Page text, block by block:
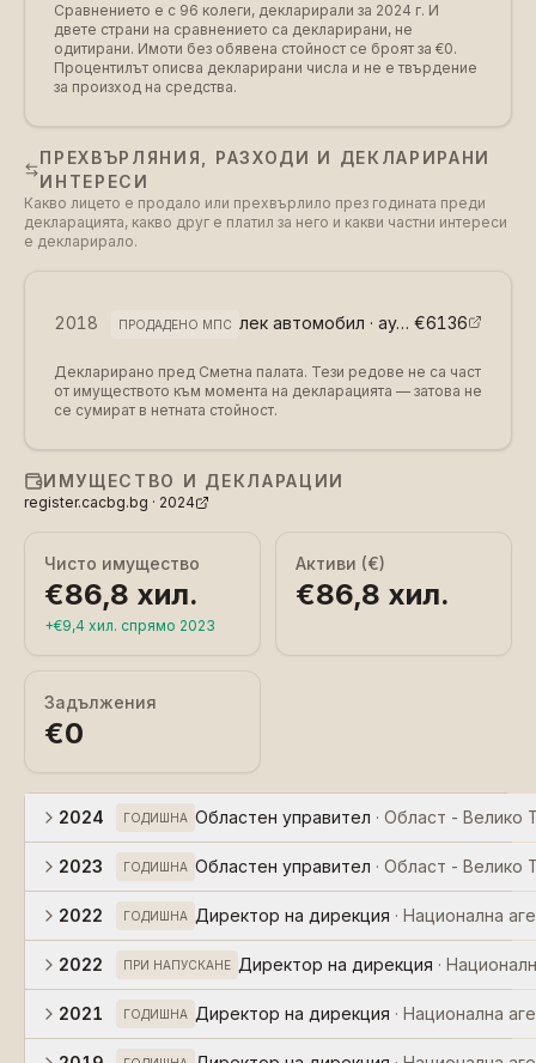
Сравнението е с 96 колеги, декларирали за 2024 г. И
двете страни на сравнението са декларирани, не
одитирани. Имоти без обявена стойност се броят за €0.
Процентилът описва декларирани числа и не е твърдение
за произход на средства.
ПРЕХВЪРЛЯНИЯ, РАЗХОДИ И ДЕКЛАРИРАНИ
ИНТЕРЕСИ
Какво лицето е продало или прехвърлило през годината преди
декларацията, какво друг е платил за него и какви частни интереси
е декларирало.
2018 ПРОДАДЕНО МПС лек автомобил · ауди А 4 (
€6136
Декларирано пред Сметна палата. Тези редове не са част
от имуществото към момента на декларацията — затова не
се сумират в нетната стойност.
ИМУЩЕСТВО И ДЕКЛАРАЦИИ
register.cacbg.bg · 2024
Чисто имущество
€86,8 хил.
+€9,4 хил. спрямо 2023
Активи (€)
€86,8 хил.
Задължения
€0
2024 ГОДИШНА Областен управител · Област - Велико
2023 ГОДИШНА Областен управител · Област - Велико
2022 ГОДИШНА Директор на дирекция · Национална
2022 ПРИ НАПУСКАНЕ Директор на дирекция ·
2021 ГОДИШНА Директор на дирекция · Национална